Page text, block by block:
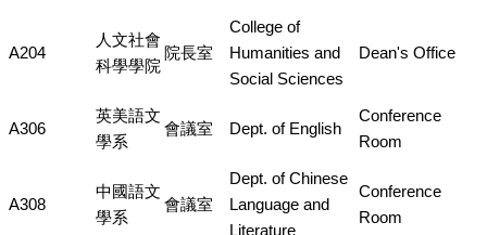
A204
人文社會
科學學院
院長室
College of
Humanities and
Social Sciences
Dean's Office
A306
英美語文
學系
會議室 Dept. of English
Conference
Room
A308
中國語文
學系
會議室
Dept. of Chinese
Language and
Literature
Conference
Room